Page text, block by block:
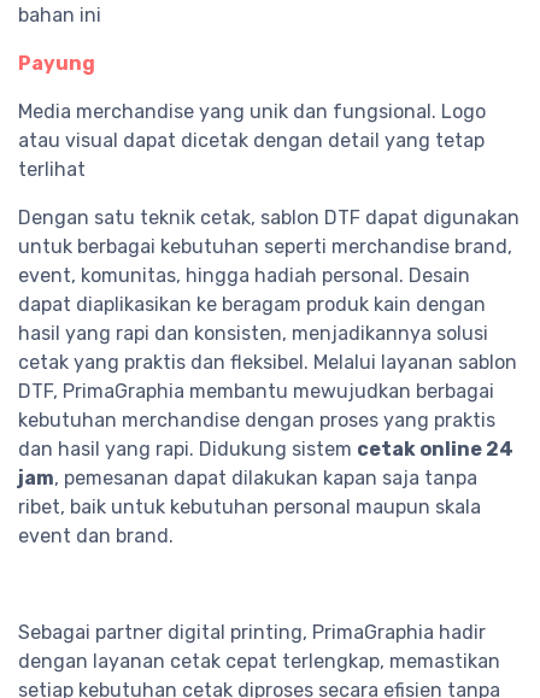
bahan ini
Payung
Media merchandise yang unik dan fungsional. Logo
atau visual dapat dicetak dengan detail yang tetap
terlihat
Dengan satu teknik cetak, sablon DTF dapat digunakan
untuk berbagai kebutuhan seperti merchandise brand,
event, komunitas, hingga hadiah personal. Desain
dapat diaplikasikan ke beragam produk kain dengan
hasil yang rapi dan konsisten, menjadikannya solusi
cetak yang praktis dan fleksibel. Melalui layanan sablon
DTF, PrimaGraphia membantu mewujudkan berbagai
kebutuhan merchandise dengan proses yang praktis
dan hasil yang rapi. Didukung sistem cetak online 24
jam, pemesanan dapat dilakukan kapan saja tanpa
ribet, baik untuk kebutuhan personal maupun skala
event dan brand.
Sebagai partner digital printing, PrimaGraphia hadir
dengan layanan cetak cepat terlengkap, memastikan
setiap kebutuhan cetak diproses secara efisien tanpa